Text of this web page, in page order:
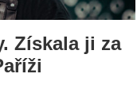
Získala ji za